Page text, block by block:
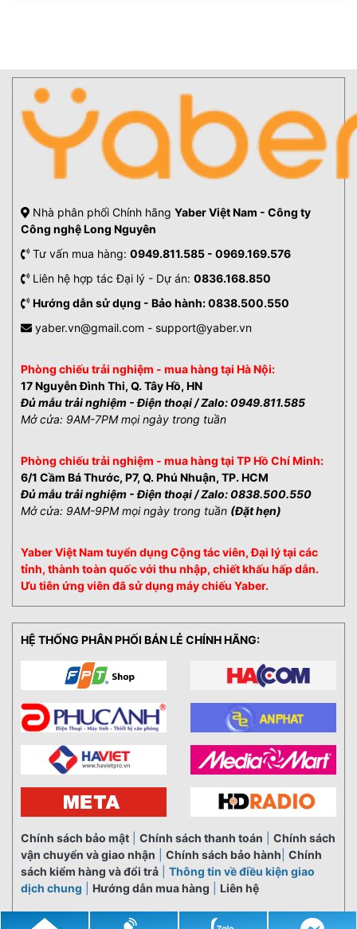
Nhà phân phối Chính hãng Yaber Việt Nam - Công ty
Công nghệ Long Nguyên
Tư vấn mua hàng: 0949.811.585 - 0969.169.576
Liên hệ hợp tác Đại lý - Dự án: 0836.168.850
Hướng dẫn sử dụng - Bảo hành: 0838.500.550
yaber.vn@gmail.com - support@yaber.vn
Phòng chiếu trải nghiệm - mua hàng tại Hà Nội:
17 Nguyễn Đình Thi, Q. Tây Hồ, HN
Đủ mẫu trải nghiệm - Điện thoại / Zalo: 0949.811.585
Mở cửa: 9AM-7PM mọi ngày trong tuần
Phòng chiếu trải nghiệm - mua hàng tại TP Hồ Chí Minh:
6/1 Cầm Bá Thước, P7, Q. Phú Nhuận, TP. HCM
Đủ mẫu trải nghiệm - Điện thoại / Zalo: 0838.500.550
Mở cửa: 9AM-9PM mọi ngày trong tuần (Đặt hẹn)
Yaber Việt Nam tuyển dụng Cộng tác viên, Đại lý tại các
tỉnh, thành toàn quốc với thu nhập, chiết khấu hấp dẫn.
Ưu tiên ứng viên đã sử dụng máy chiếu Yaber.
HỆ THỐNG PHÂN PHỐI BÁN LẺ CHÍNH HÃNG:
Chính sách bảo mật Chính sách thanh toán
Chính sách
vận chuyển và giao nhận
Chính sách bảo hành Chính
sách kiểm hàng và đổi trả
Thông tin về điều kiện giao
dịch chung
Hướng dẫn mua hàng Liên hệ
© 2021 All Rights Reserved.